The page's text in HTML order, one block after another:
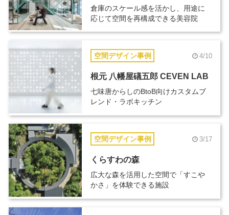
倉庫のスケール感を活かし、用途に
応じて空間を再構成できる美容院
空間デザイン事例 4/10
根元 八幡屋礒五郎 CEVEN LAB
七味唐からしのBtoB向けカスタムブ
レンド・ラボキッチン
空間デザイン事例 3/17
くらすわの森
広大な森を活用した空間で「すこや
かさ」を体験できる施設